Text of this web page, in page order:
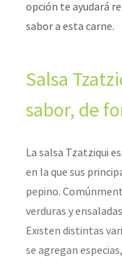
opción te ayudará
sabor a esta carne.
Salsa
sabor, de
La salsa Tzatziqui
en la que sus
pepino.
verduras y
Existen distintas
se agregan